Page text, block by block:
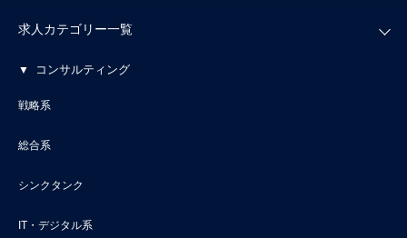
求人カテゴリー一覧
コンサルティング
戦略系
総合系
シンクタンク
IT・デジタル系